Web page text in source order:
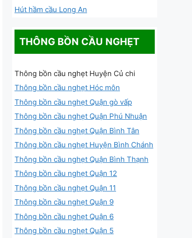
Hút hầm cầu Long An
THÔNG BỒN CẦU NGHẸT
Thông bồn cầu nghẹt Huyện Củ chi
Thông bồn cầu nghẹt Hóc môn
Thông bồn cầu nghẹt Quận gò vấp
Thông bồn cầu nghẹt Quận Phú Nhuận
Thông bồn cầu nghẹt Quận Bình Tân
Thông bồn cầu nghẹt Huyện Bình Chánh
Thông bồn cầu nghẹt Quận Bình Thạnh
Thông bồn cầu nghẹt Quận 12
Thông bồn cầu nghẹt Quận 11
Thông bồn cầu nghẹt Quận 9
Thông bồn cầu nghẹt Quận 6
Thông bồn cầu nghẹt Quận 5